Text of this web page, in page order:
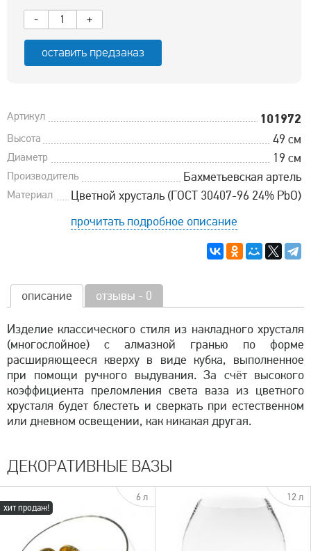
-
+
оставить предзаказ
Артикул 101972
Высота 49 см
Диаметр 19 см
Производитель Бахметьевская артель
Материал
Цветной хрусталь (ГОСТ 30407-96 24% PbO)
прочитать подробное описание
описание отзывы - 0
Изделие классического стиля из накладного хрусталя
(многослойное) с алмазной гранью по форме
расширяющееся кверху в виде кубка, выполненное
при помощи ручного выдувания. За счёт высокого
коэффициента преломления света ваза из цветного
хрусталя будет блестеть и сверкать при естественном
или дневном освещении, как никакая другая.
ДЕКОРАТИВНЫЕ ВАЗЫ
хит продаж!
6 л 12 л